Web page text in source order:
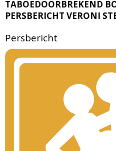
TABOEDOORBREKEND
PERSBERICHT VERONI
Persbericht